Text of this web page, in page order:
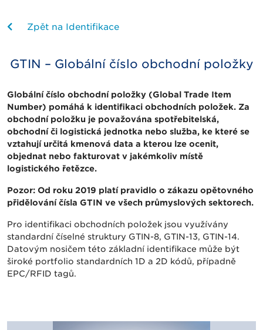
Zpět na Identifikace
GTIN – Globální číslo obchodní položky
Globální číslo obchodní položky (Global Trade Item
Number) pomáhá k identifikaci obchodních položek. Za
obchodní položku je považována spotřebitelská,
obchodní či logistická jednotka nebo služba, ke které se
vztahují určitá kmenová data a kterou lze ocenit,
objednat nebo fakturovat v jakémkoliv místě
logistického řetězce.
Pozor: Od roku 2019 platí pravidlo o zákazu opětovného
přidělování čísla GTIN ve všech průmyslových sektorech.
Pro identifikaci obchodních položek jsou využívány
standardní číselné struktury GTIN-8, GTIN-13, GTIN-14.
Datovým nosičem této základní identifikace může být
široké portfolio standardních 1D a 2D kódů, případně
EPC/RFID tagů.